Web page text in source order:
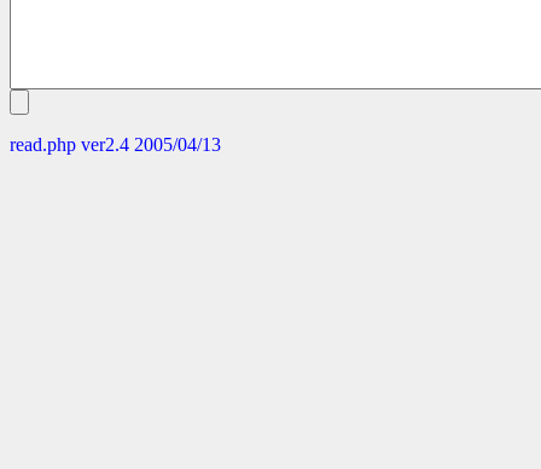
read.php ver2.4 2005/04/13